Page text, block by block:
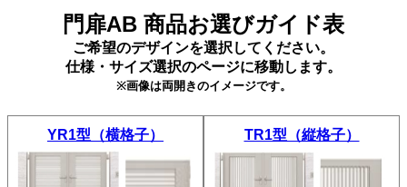
門扉AB 商品お選びガイド表
ご希望のデザインを選択してください。
仕様・サイズ選択のページに移動します。
※画像は両開きのイメージです。
YR1型（横格子） TR1型（縦格子）